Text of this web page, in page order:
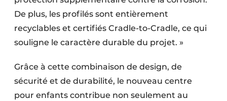
De plus, les profilés sont entièrement
recyclables et certifiés Cradle-to-Cradle, ce qui
souligne le caractère durable du projet. »
Grâce à cette combinaison de design, de
sécurité et de durabilité, le nouveau centre
pour enfants contribue non seulement au